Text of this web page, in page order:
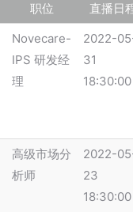
职位
直播日
Novecare-
IPS 研发经
理
2022-
31
18:30:00
高级市场分
析师
2022-
23
18:30:00